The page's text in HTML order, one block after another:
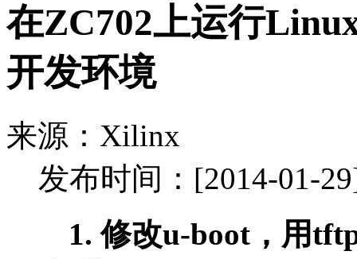
在ZC702上运行
开发环境
来源：Xilinx
发布时间：[2014-01-
1. 修改u-boot，用